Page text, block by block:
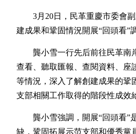
3月20日，民革重慶市委會
建成果和鞏固情況開展“回頭看”
龔小雪一行先后前往民革南
查看、聽取匯報、查閱資料、座
等情況，深入了解創建成果的鞏
支部相關工作取得的階段性成效
龔小雪強調，開展“回頭看”
缺，鞏固拓展示范支部和優秀黨